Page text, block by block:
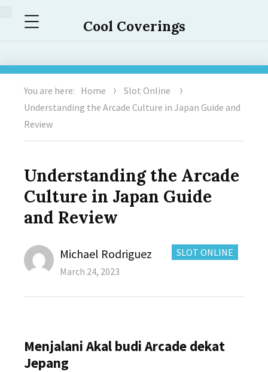
Cool Coverings
You are here: Home
Slot Online
Understanding the Arcade Culture in Japan Guide and
Review
Understanding the Arcade
Culture in Japan Guide
and Review
CATEGORIES:
SLOT ONLINE
Author
Michael Rodriguez
Posted
March 24, 2023
Menjalani Akal budi Arcade dekat
Jepang